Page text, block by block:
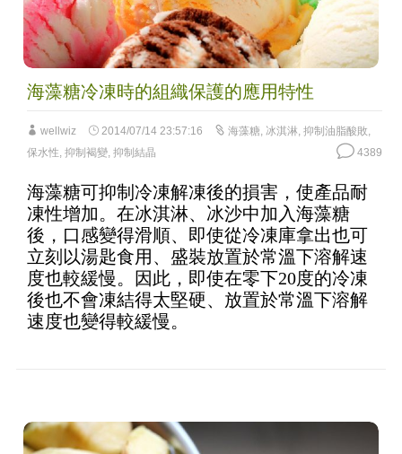
海藻糖冷凍時的組織保護的應用特性
wellwiz 2014/07/14 23:57:16 海藻糖 冰淇淋 抑制油脂酸敗
保水性 抑制褐變, 抑制結晶 4389
海藻糖可抑制冷凍解凍後的損害，使產品耐
凍性增加。在冰淇淋、冰沙中加入海藻糖
後，口感變得滑順、即使從冷凍庫拿出也可
立刻以湯匙食用、盛裝放置於常溫下溶解速
度也較緩慢。因此，即使在零下20度的冷凍
後也不會凍結得太堅硬、放置於常溫下溶解
速度也變得較緩慢。